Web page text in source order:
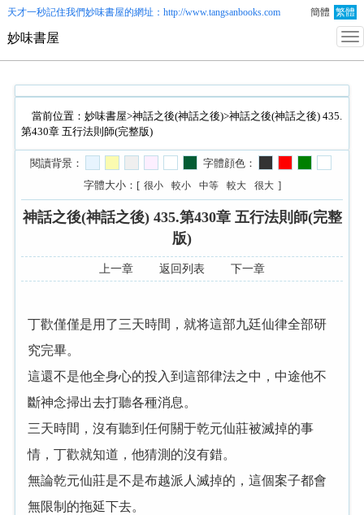
天才一秒記住我們妙味書屋的網址：http://www.tangsanbooks.com 簡體 繁體
妙味書屋
當前位置： 妙味書屋>神話之後(神話之後)>神話之後(神話之後) 435.
第430章 五行法則師(完整版)
閱讀背景：
字體顔色：
字體大小：[ 很小 較小 中等 較大 很大 ]
神話之後(神話之後) 435.第430章 五行法則師(完整
版)
上一章 返回列表 下一章
丁歡僅僅是用了三天時間，就将這部九廷仙律全部研
究完畢。
這還不是他全身心的投入到這部律法之中，中途他不
斷神念掃出去打聽各種消息。
三天時間，沒有聽到任何關于乾元仙莊被滅掉的事
情，丁歡就知道，他猜測的沒有錯。
無論乾元仙莊是不是布越派人滅掉的，這個案子都會
無限制的拖延下去。